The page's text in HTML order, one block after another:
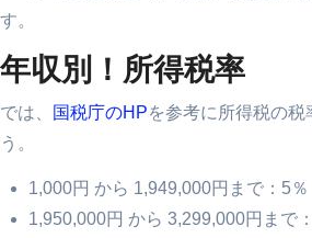
す。
年収別！所得税率
では、 国税庁のHPを参考に所得税の税
う。
1,000円 から 1,949,000円まで：5％
1,950,000円 から 3,299,000円まで